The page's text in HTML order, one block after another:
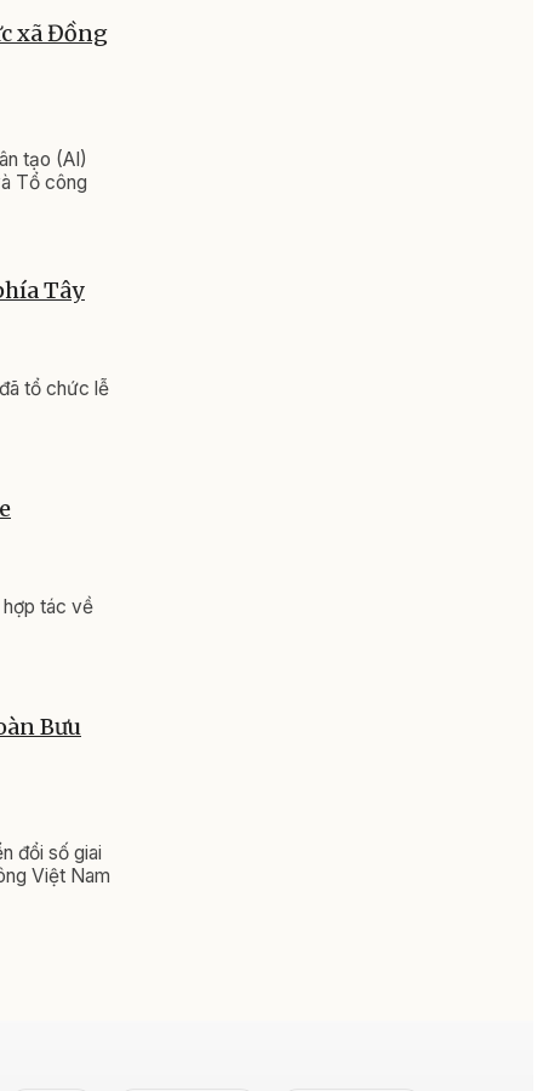
xã Đồng
tạo (AI)
Tổ công
Tây
tổ chức lễ
tác về
Bưu
đổi số giai
Việt Nam